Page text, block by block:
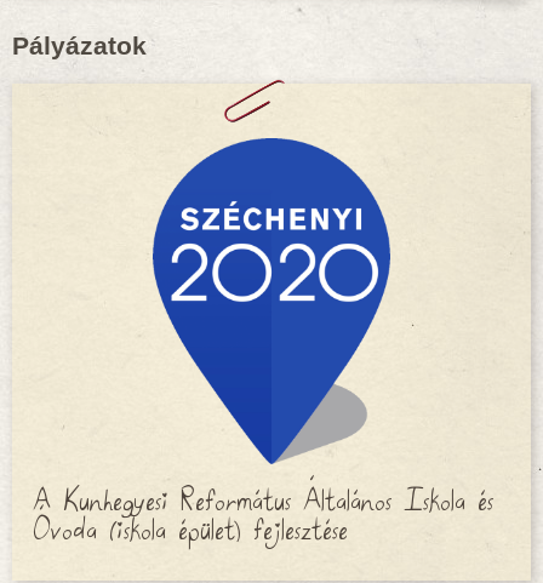
Pályázatok
A Kunhegyesi Református Általános Iskola és
Óvoda (iskola épület) fejlesztése